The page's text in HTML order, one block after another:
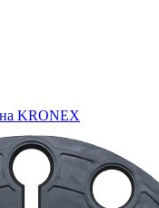
KRONEX